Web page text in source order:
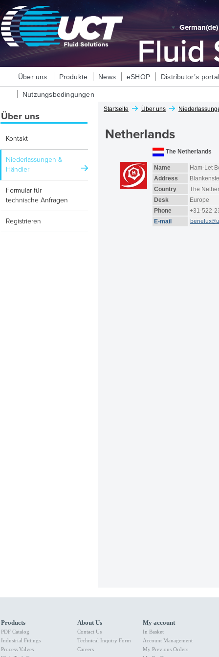
German‎(de)‎
Fluid
Über uns Produkte News eSHOP Distributor’s
Nutzungsbedingungen
Über uns
Kontakt
Niederlassungen &
Händler
Formular für
technische Anfragen
Registrieren
Startseite Über uns
Netherlands
The Netherlands
Name
Ham-Let
Address
Country
The
Desk
Europe
Phone
+31-522-
E-mail
Products
PDF Catalog
Industrial Fittings
Process Valves
About Us
Contact Us
Technical Inquiry Form
Careers
My account
In Basket
Account Management
My Previous Orders